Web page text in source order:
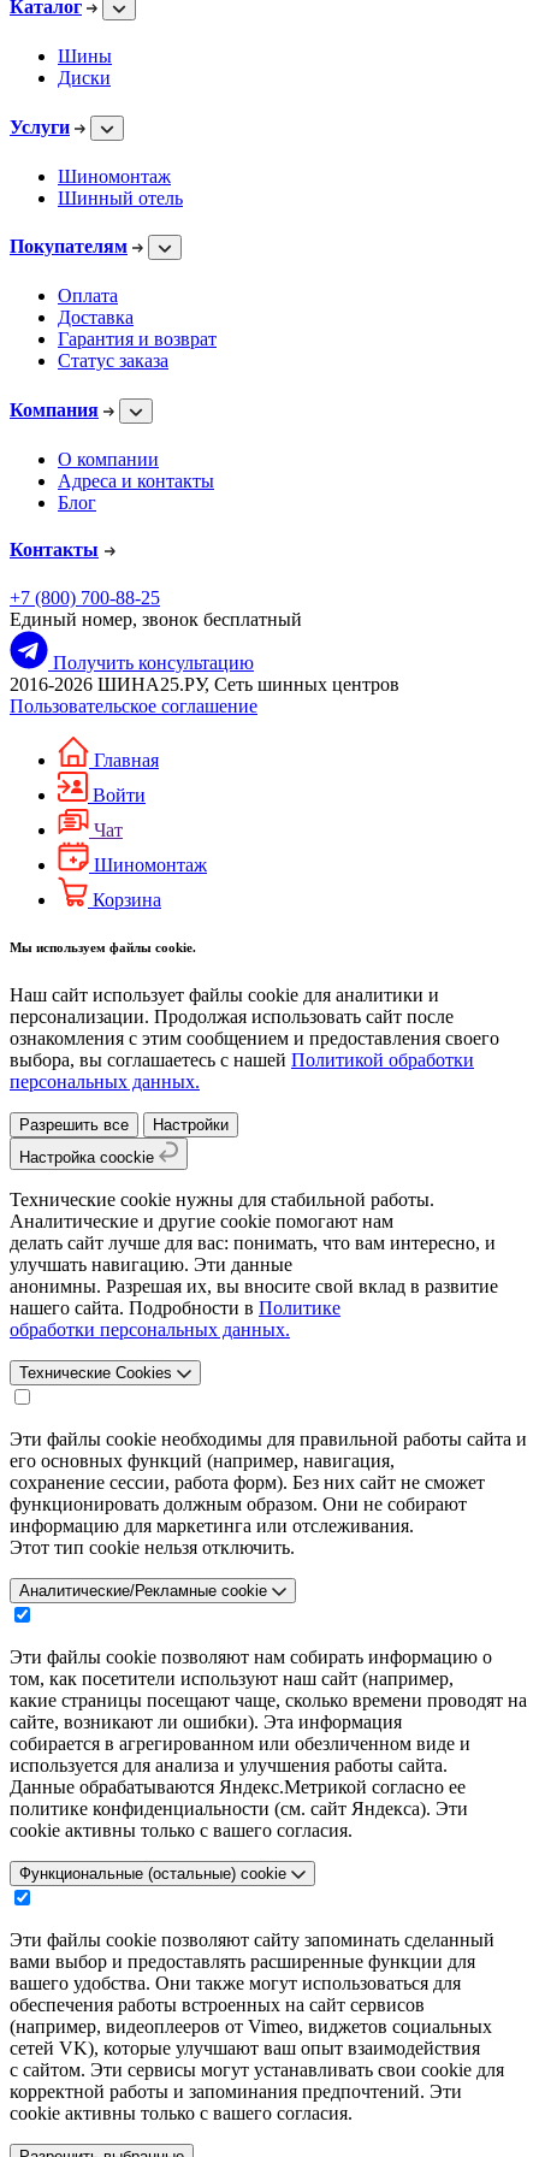
Каталог
Шины
Диски
Услуги
Шиномонтаж
Шинный отель
Покупателям
Оплата
Доставка
Гарантия и возврат
Статус заказа
Компания
О компании
Адреса и контакты
Блог
Контакты
+7 (800) 700-88-25
Единый номер, звонок бесплатный
Получить консультацию
2016-2026 ШИНА25.РУ, Сеть шинных центров
Пользовательское соглашение
Главная
Войти
Чат
Шиномонтаж
Корзина
Мы используем файлы cookie.
Наш сайт использует файлы cookie для аналитики и
персонализации. Продолжая использовать сайт после
ознакомления с этим сообщением и предоставления своего
выбора, вы соглашаетесь с нашей Политикой обработки
персональных данных.
Разрешить все
Настройки
Настройка coockie
Технические cookie нужны для стабильной работы.
Аналитические и другие cookie помогают нам
делать сайт лучше для вас: понимать, что вам интересно, и
улучшать навигацию. Эти данные
анонимны. Разрешая их, вы вносите свой вклад в развитие
нашего сайта. Подробности в Политике
обработки персональных данных.
Технические Cookies
Эти файлы cookie необходимы для правильной работы сайта и
его основных функций (например, навигация,
сохранение сессии, работа форм). Без них сайт не сможет
функционировать должным образом. Они не собирают
информацию для маркетинга или отслеживания.
Этот тип cookie нельзя отключить.
Аналитические/Рекламные cookie
Эти файлы cookie позволяют нам собирать информацию о
том, как посетители используют наш сайт (например,
какие страницы посещают чаще, сколько времени проводят на
сайте, возникают ли ошибки). Эта информация
собирается в агрегированном или обезличенном виде и
используется для анализа и улучшения работы сайта.
Данные обрабатываются Яндекс.Метрикой согласно ее
политике конфиденциальности (см. сайт Яндекса). Эти
cookie активны только с вашего согласия.
Функциональные (остальные) cookie
Эти файлы cookie позволяют сайту запоминать сделанный
вами выбор и предоставлять расширенные функции для
вашего удобства. Они также могут использоваться для
обеспечения работы встроенных на сайт сервисов
(например, видеоплееров от Vimeo, виджетов социальных
сетей VK), которые улучшают ваш опыт взаимодействия
с сайтом. Эти сервисы могут устанавливать свои cookie для
корректной работы и запоминания предпочтений. Эти
cookie активны только с вашего согласия.